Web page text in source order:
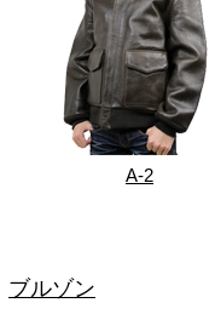
A-2
ブルゾン